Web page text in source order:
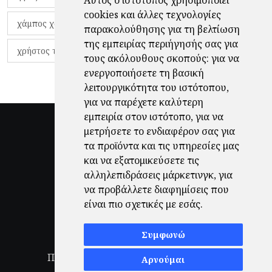
cookies και άλλες τεχνολογίες
παρακολούθησης για τη βελτίωση
της εμπειρίας περιήγησής σας για
τους ακόλουθους σκοπούς: για να
ενεργοποιήσετε τη βασική
λειτουργικότητα του ιστότοπου,
για να παρέχετε καλύτερη
εμπειρία στον ιστότοπο,για να
μετρήσετε το ενδιαφέρον σας για
τα προϊόντα και τις υπηρεσίες μας
και να εξατομικεύσετε τις
αλληλεπιδράσεις μάρκετινγκ,για
να προβάλλετε διαφημίσεις που
είναι πιο σχετικές με εσάς.
Συμφωνώ
Αρνούμαι
χάμπος χαραλάμπους χάρι πότερ
χρήστος τζόλης
Πολιτική Απορρήτου |Όροι Χρήσης